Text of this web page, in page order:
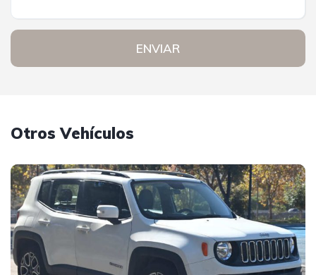
ENVIAR
Otros Vehículos